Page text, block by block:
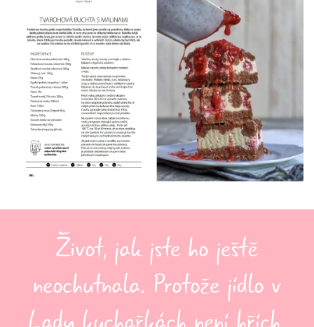
Život, jak jste ho ještě
neochutnala. Protože jídlo v